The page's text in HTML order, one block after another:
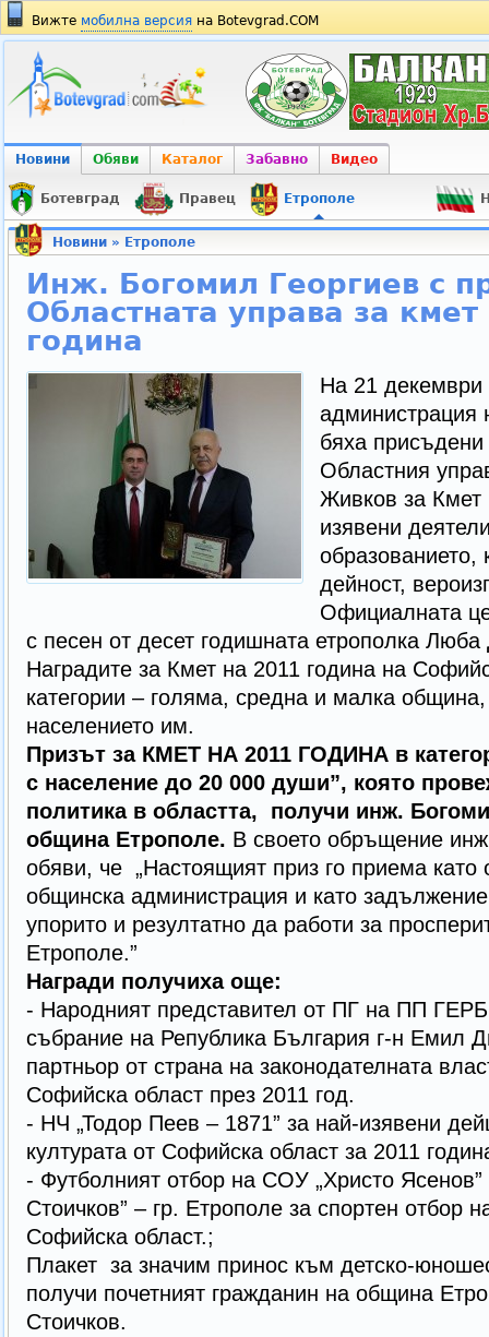
Вижте мобилна версия на Botevgrad.COM
Новини Обяви Каталог Забавно Видео
Ботевград Правец Етрополе
Новини» Етрополе
Инж. Богомил Георгиев с
Областната управа за кмет
година
На 21 декември
администрация
бяха
Областния
Живков за Кмет
изявени
образованието,
дейност,
Официалната
с песен от десет годишната етрополка
Наградите за Кмет на 2011 година на
категории – голяма, средна и малка
населението им.
Призът за КМЕТ НА 2011 ГОДИНА в
с население до 20 000 души”, която
политика в областта, получи инж.
община Етрополе. В своето обръщение
обяви, че „Настоящият приз го приема като
общинска администрация и като
упорито и резултатно да работи за
Етрополе.”
Награди получиха още:
- Народният представител от ПГ на ПП
събрание на Република България г-н Емил
партньор от страна на законодателната
Софийска област през 2011 год.
- НЧ „Тодор Пеев – 1871” за най-изявени
културата от Софийска област за 2011
- Футболният отбор на СОУ „Христо Ясенов”
Стоичков” – гр. Етрополе за спортен отбор
Софийска област.;
Плакет за значим принос към детско-
получи почетният гражданин на община
Стоичков.